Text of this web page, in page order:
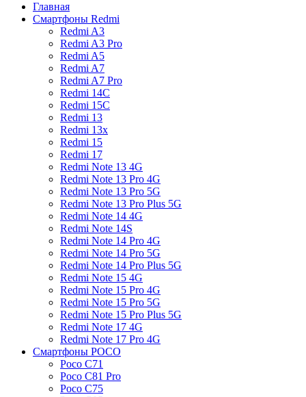
Главная
Смартфоны Redmi
Redmi A3
Redmi A3 Pro
Redmi A5
Redmi A7
Redmi A7 Pro
Redmi 14C
Redmi 15C
Redmi 13
Redmi 13x
Redmi 15
Redmi 17
Redmi Note 13 4G
Redmi Note 13 Pro 4G
Redmi Note 13 Pro 5G
Redmi Note 13 Pro Plus 5G
Redmi Note 14 4G
Redmi Note 14S
Redmi Note 14 Pro 4G
Redmi Note 14 Pro 5G
Redmi Note 14 Pro Plus 5G
Redmi Note 15 4G
Redmi Note 15 Pro 4G
Redmi Note 15 Pro 5G
Redmi Note 15 Pro Plus 5G
Redmi Note 17 4G
Redmi Note 17 Pro 4G
Смартфоны POCO
Poco C71
Poco C81 Pro
Poco C75